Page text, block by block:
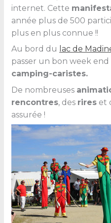
internet. Cette
année plus de 500
plus en plus connue !!
Au bord du lac de
passer un bon week
camping-caristes.
De nombreuses
rencontres, des rires et
assurée !